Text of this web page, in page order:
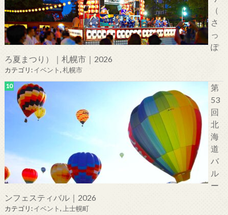
（
さ
っ
ぽ
ろ夏まつり）｜札幌市｜2026
カテゴリ:イベント,札幌市
第
53
回
北
海
道
バ
ル
ー
ンフェスティバル｜2026
カテゴリ:イベント, 上士幌町